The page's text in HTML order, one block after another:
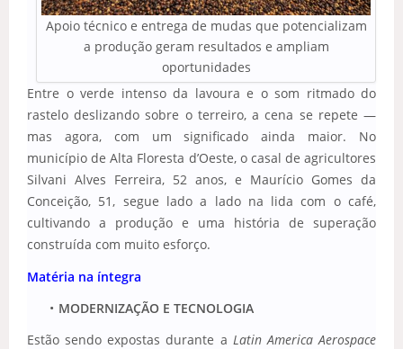
Apoio técnico e entrega de mudas que potencializam
a produção geram resultados e ampliam
oportunidades
Entre o verde intenso da lavoura e o som ritmado do
rastelo deslizando sobre o terreiro, a cena se repete —
mas agora, com um significado ainda maior. No
município de Alta Floresta d’Oeste, o casal de agricultores
Silvani Alves Ferreira, 52 anos, e Maurício Gomes da
Conceição, 51, segue lado a lado na lida com o café,
cultivando a produção e uma história de superação
construída com muito esforço.
Matéria na íntegra
MODERNIZAÇÃO E TECNOLOGIA
Estão sendo expostas durante a Latin America Aerospace